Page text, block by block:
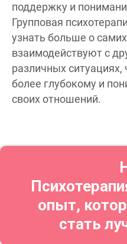
поддержку и
Групповая
узнать больше о
взаимодействуют с
различных
более глубокому и
своих отношений.
опыт,
стать